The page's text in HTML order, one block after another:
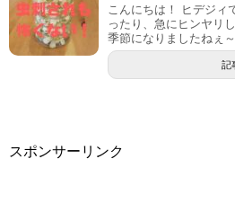
こんにちは！ ヒデジィ
ったり、急にヒンヤリ
季節になりましたねぇ
記
スポンサーリンク